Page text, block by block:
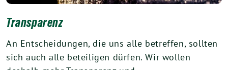
Transparenz
An Entscheidungen, die uns alle betreffen, sollten
sich auch alle beteiligen dürfen. Wir wollen